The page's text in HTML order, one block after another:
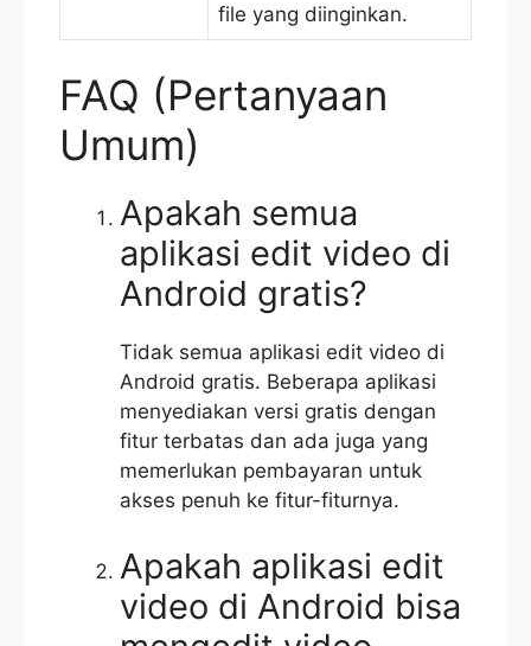
file yang diinginkan.
FAQ (Pertanyaan
Umum)
Apakah semua
aplikasi edit video di
Android gratis?
Tidak semua aplikasi edit video di
Android gratis. Beberapa aplikasi
menyediakan versi gratis dengan
fitur terbatas dan ada juga yang
memerlukan pembayaran untuk
akses penuh ke fitur-fiturnya.
Apakah aplikasi edit
video di Android bisa